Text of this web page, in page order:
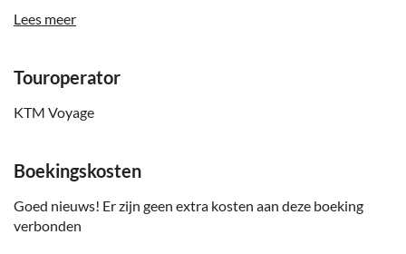
Zonnebrandcrème en voldoende drinkwater bij warm
Een waterdicht hoesje om je telefoon te beschermen
Lees meer
Touroperator
KTM Voyage
Boekingskosten
Goed nieuws! Er zijn geen extra kosten aan deze boeking
verbonden